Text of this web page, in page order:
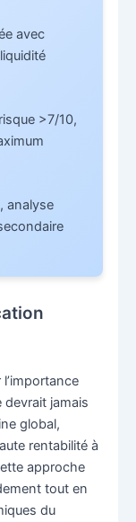
avec
>7/10,
analyse
jamais
global,
rentabilité à
approche
tout en
du